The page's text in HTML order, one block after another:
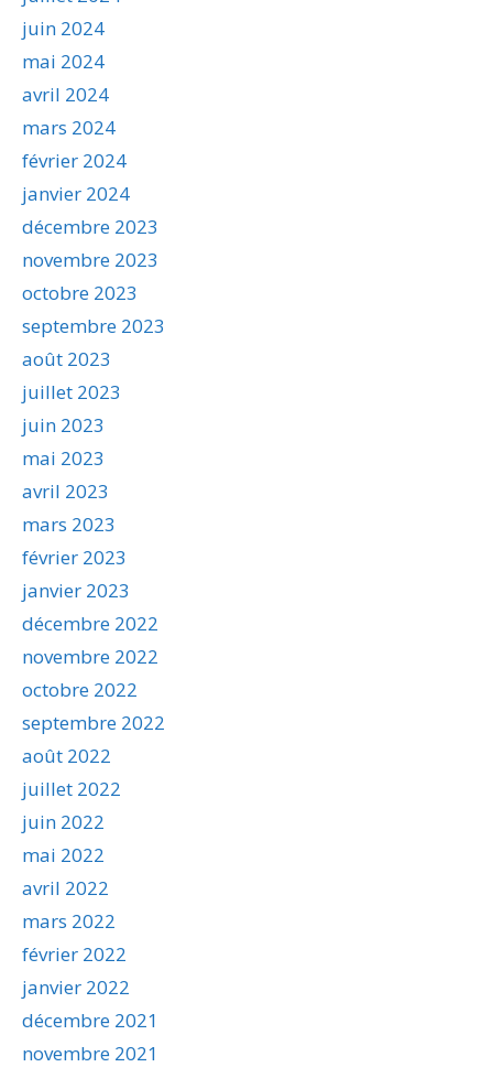
juin 2024
mai 2024
avril 2024
mars 2024
février 2024
janvier 2024
décembre 2023
novembre 2023
octobre 2023
septembre 2023
août 2023
juillet 2023
juin 2023
mai 2023
avril 2023
mars 2023
février 2023
janvier 2023
décembre 2022
novembre 2022
octobre 2022
septembre 2022
août 2022
juillet 2022
juin 2022
mai 2022
avril 2022
mars 2022
février 2022
janvier 2022
décembre 2021
novembre 2021